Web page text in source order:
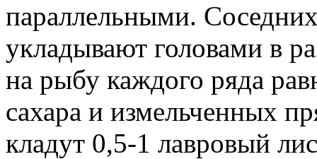
параллельными.
укладывают головами в
на рыбу каждого ряда
сахара и измельченных
кладут 0,5-1 лавровый